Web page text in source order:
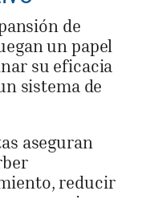
de
un papel
su eficacia
sistema de
aseguran
reducir